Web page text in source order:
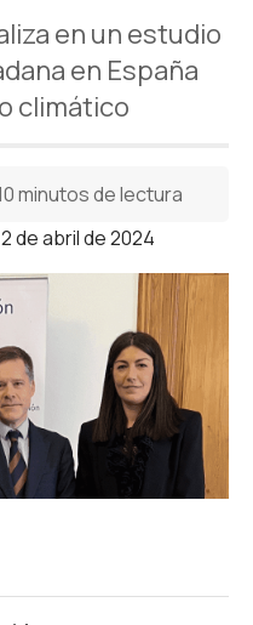
en un estudio
en España
climático
de abril de 2024
minutos de lectura